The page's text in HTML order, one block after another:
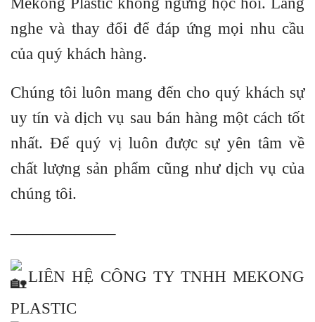
nghe và thay đổi để đáp ứng mọi nhu cầu
của quý khách hàng.
Chúng tôi luôn mang đến cho quý khách sự
uy tín và dịch vụ sau bán hàng một cách tốt
nhất. Để quý vị luôn được sự yên tâm về
chất lượng sản phẩm cũng như dịch vụ của
chúng tôi.
——————–
LIÊN HỆ CÔNG TY TNHH MEKONG
PLASTIC